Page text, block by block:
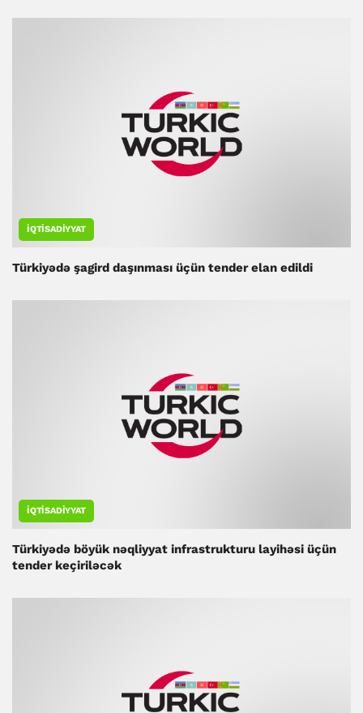
İQTISADIYYAT
Türkiyədə şagird daşınması üçün tender elan edildi
İQTISADIYYAT
Türkiyədə böyük nəqliyyat infrastrukturu layihəsi üçün
tender keçiriləcək